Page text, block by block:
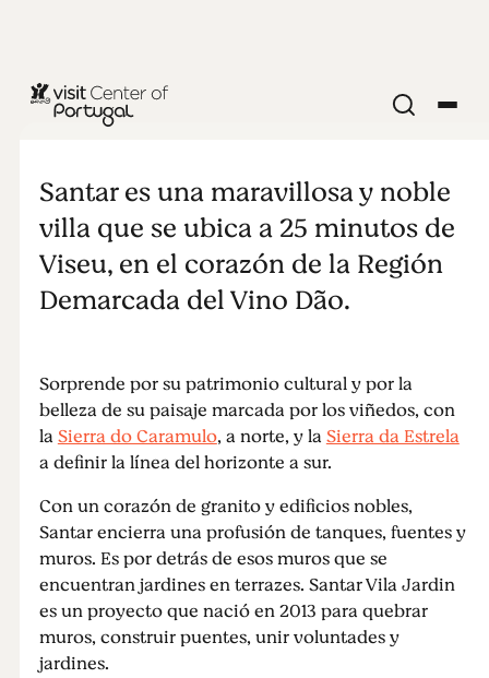
NATURALEZA Y AIRE LIBRE
Santar Vila
Jardín
Santar es una maravillosa y noble
villa que se ubica a 25 minutos de
Viseu, en el corazón de la Región
Demarcada del Vino Dão.
Sorprende por su patrimonio cultural y por la
belleza de su paisaje marcada por los viñedos, con
laSierra do Caramulo, a norte, y laSierra da Estrela
a definir la línea del horizonte a sur.
Con un corazón de granito y edificios nobles,
Santar encierra una profusión de tanques, fuentes y
muros. Es por detrás de esos muros que se
encuentran jardines en terrazes. Santar Vila Jardin
es un proyecto que nació en 2013 para quebrar
muros, construir puentes, unir voluntades y
jardines.